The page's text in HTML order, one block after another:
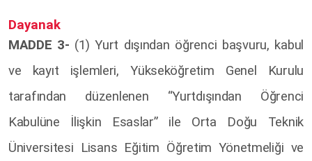
Dayanak
MADDE 3- (1) Yurt dışından öğrenci başvuru, kabul
ve kayıt işlemleri, Yükseköğretim Genel Kurulu
tarafından düzenlenen “Yurtdışından Öğrenci
Kabulüne İlişkin Esaslar” ile Orta Doğu Teknik
Üniversitesi Lisans Eğitim Öğretim Yönetmeliği ve